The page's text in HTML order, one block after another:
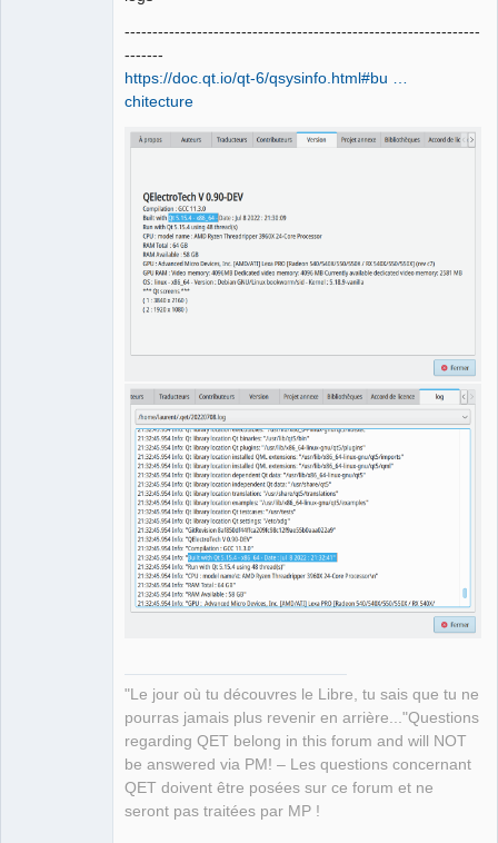
----------------------------------------------------------------
-------
https://doc.qt.io/qt-6/qsysinfo.html#bu …
chitecture
"Le jour où tu découvres le Libre, tu sais que tu ne
pourras jamais plus revenir en arrière..."Questions
regarding QET belong in this forum and will NOT
be answered via PM! – Les questions concernant
QET doivent être posées sur ce forum et ne
seront pas traitées par MP !